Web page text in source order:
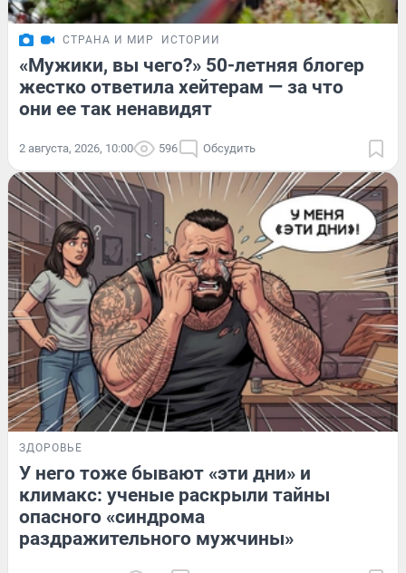
СТРАНА И МИР ИСТОРИИ
«Мужики, вы чего?» 50-летняя блогер
жестко ответила хейтерам — за что
они ее так ненавидят
2 августа, 2026, 10:00 596 Обсудить
ЗДОРОВЬЕ
У него тоже бывают «эти дни» и
климакс: ученые раскрыли тайны
опасного «синдрома
раздражительного мужчины»